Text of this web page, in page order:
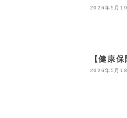
2026年5月19
【健康
2026年5月18